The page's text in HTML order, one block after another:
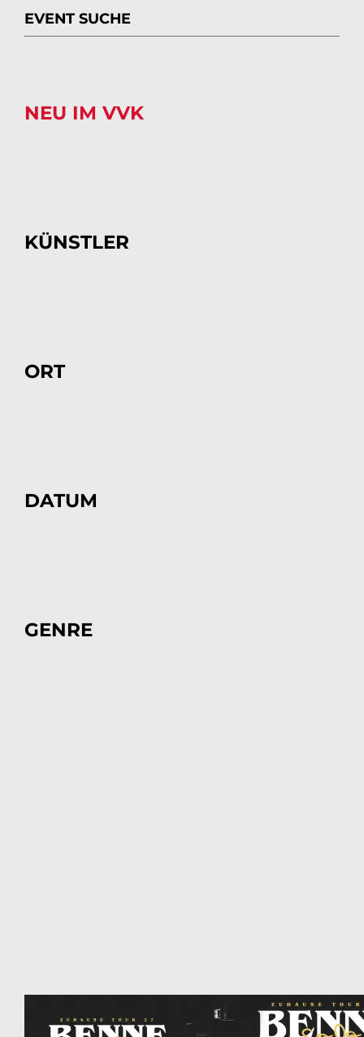
EVENT SUCHE
NEU IM VVK
KÜNSTLER
ORT
DATUM
GENRE